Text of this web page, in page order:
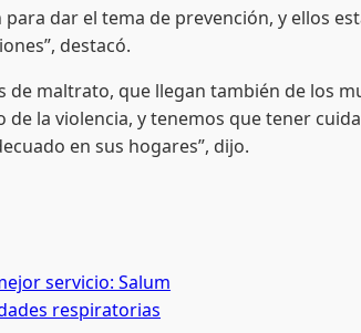
dar el tema de prevención, y ellos
destacó.
que llegan también de los
la violencia, y tenemos que tener
en sus hogares”, dijo.
servicio: Salum
respiratorias